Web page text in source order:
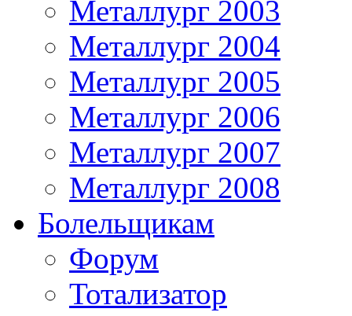
Металлург 2003
Металлург 2004
Металлург 2005
Металлург 2006
Металлург 2007
Металлург 2008
Болельщикам
Форум
Тотализатор